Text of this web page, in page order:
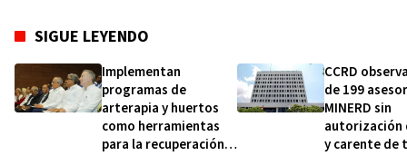
SIGUE LEYENDO
Implementan
programas de
arterapia y huertos
como herramientas
para la recuperación y
CCRD
de 199
MINERD sin
autorización
y carente de